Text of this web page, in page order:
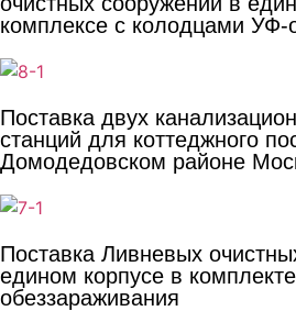
комплексе с колодцами УФ-
Поставка двух
станций для коттеджного
Домодедовском районе
Поставка Ливневых
едином корпусе в
обеззараживания